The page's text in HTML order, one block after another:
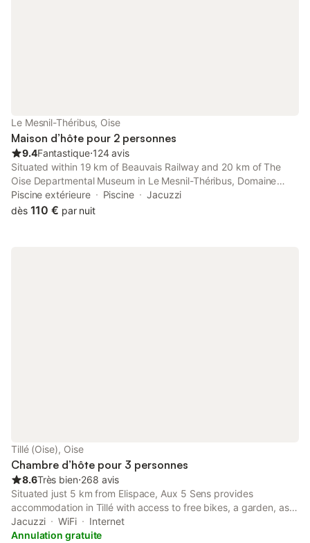
Le Mesnil-Théribus, Oise
Maison d’hôte pour 2 personnes
9.4Fantastique⋅124 avis
Situated within 19 km of Beauvais Railway and 20 km of The
Oise Departmental Museum in Le Mesnil-Théribus, Domaine
l'instant du Colibri features accommodation with seating area.
Piscine extérieure Piscine
Jacuzzi
dès 110 € par nuit
Tillé (Oise), Oise
Chambre d’hôte pour 3 personnes
8.6Très bien⋅268 avis
Situated just 5 km from Elispace, Aux 5 Sens provides
accommodation in Tillé with access to free bikes, a garden, as
well as luggage storage space. This bed and breakfast features
free private parking and a shared kitchen.
Jacuzzi WiFi
Internet
Annulation gratuite